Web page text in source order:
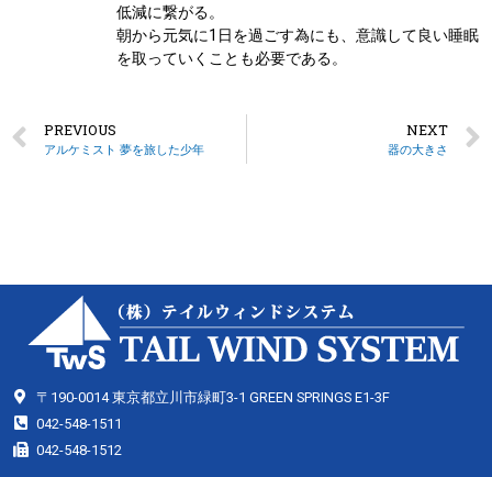
低減に繋がる。
朝から元気に1日を過ごす為にも、意識して良い睡眠
を取っていくことも必要である。
PREVIOUS
アルケミスト 夢を旅した少年
NEXT
器の大きさ
〒190-0014 東京都立川市緑町3-1 GREEN SPRINGS E1-3F
042-548-1511
042-548-1512